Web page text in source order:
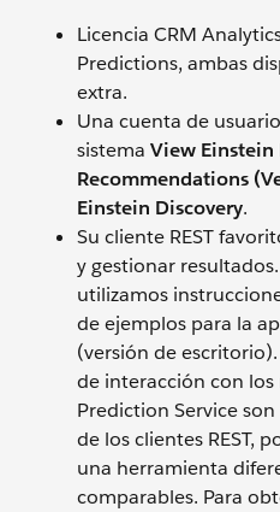
Licencia CRM
Predictions, ambas
extra.
Una cuenta de
sistema View Einstein
Recommendations
Einstein Discovery.
Su cliente REST
y gestionar
utilizamos
de ejemplos para la
(versión de
de interacción con los
Prediction Service
de los clientes REST,
una herramienta
comparables. Para